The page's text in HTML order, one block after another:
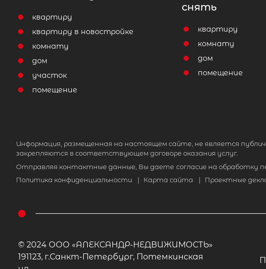
квартиру
квартиру в новостройке
комнату
дом
участок
помещение
снять
квартиру
комнату
дом
помещение
Информация, размещенная на настоящем сайте, не является
закрепляются в соответствующем договоре оказания услуг.
Отправляя контактные данные, Вы даете согласие на обработку
Политика конфиденциальности
Карта сайта Проектные
© 2024 ООО «АЛЕКСАНДР-НЕДВИЖИМОСТЬ»
191123, г.Санкт-Петербург, Потемкинская